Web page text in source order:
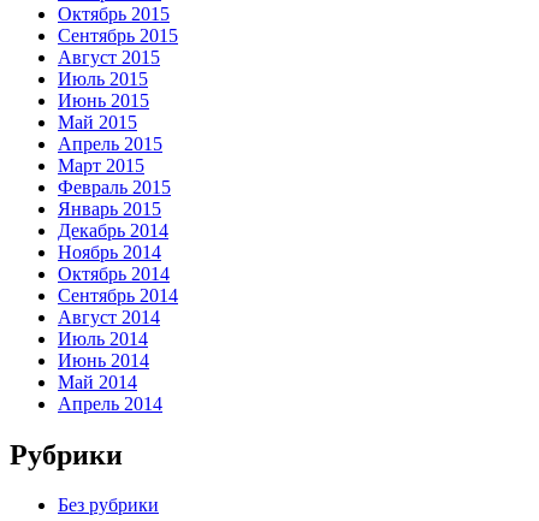
Октябрь 2015
Сентябрь 2015
Август 2015
Июль 2015
Июнь 2015
Май 2015
Апрель 2015
Март 2015
Февраль 2015
Январь 2015
Декабрь 2014
Ноябрь 2014
Октябрь 2014
Сентябрь 2014
Август 2014
Июль 2014
Июнь 2014
Май 2014
Апрель 2014
Рубрики
Без рубрики